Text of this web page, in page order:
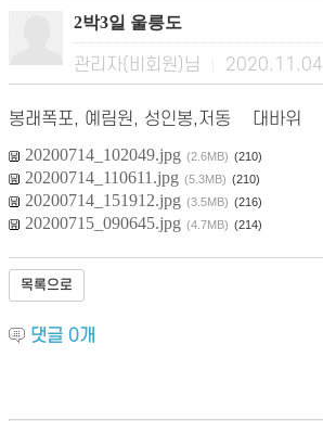
2박3일 울릉도
관리자(비회원)님 2020.11.04
봉래폭포, 예림원, 성인봉,저동 촞대바위
20200714_102049.jpg (2.6MB) (210)
20200714_110611.jpg (5.3MB) (210)
20200714_151912.jpg (3.5MB) (216)
20200715_090645.jpg (4.7MB) (214)
목록으로
댓글 0개